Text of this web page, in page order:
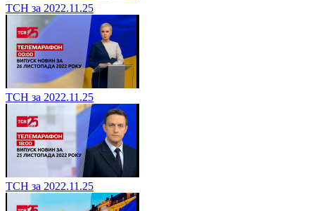
ТСН за 2022.11.25
ТСН за 2022.11.25
ТСН за 2022.11.25